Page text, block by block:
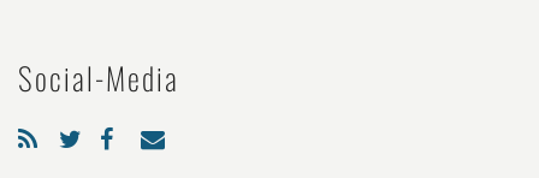
Social-Media